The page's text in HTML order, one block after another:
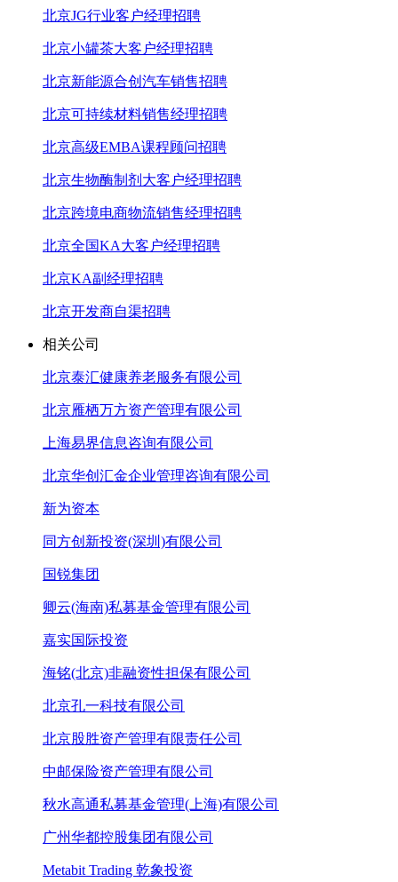
北京JG行业客户经理招聘
北京小罐茶大客户经理招聘
北京新能源合创汽车销售招聘
北京可持续材料销售经理招聘
北京高级EMBA课程顾问招聘
北京生物酶制剂大客户经理招聘
北京跨境电商物流销售经理招聘
北京全国KA大客户经理招聘
北京KA副经理招聘
北京开发商自渠招聘
相关公司
北京泰汇健康养老服务有限公司
北京雁栖万方资产管理有限公司
上海易界信息咨询有限公司
北京华创汇金企业管理咨询有限公司
新为资本
同方创新投资(深圳)有限公司
国锐集团
卿云(海南)私募基金管理有限公司
嘉实国际投资
海铭(北京)非融资性担保有限公司
北京孔一科技有限公司
北京股胜资产管理有限责任公司
中邮保险资产管理有限公司
秋水高通私募基金管理(上海)有限公司
广州华都控股集团有限公司
Metabit Trading 乾象投资